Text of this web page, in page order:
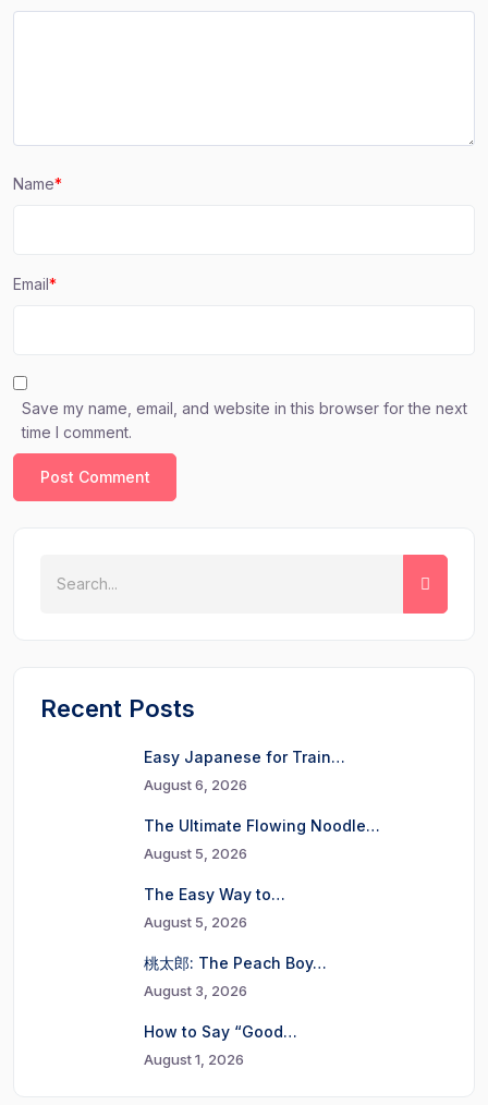
Name*
Email*
Save my name, email, and website in this browser for the next
time I comment.
Recent Posts
Easy Japanese for Train…
August 6, 2026
The Ultimate Flowing Noodle…
August 5, 2026
The Easy Way to…
August 5, 2026
桃太郎: The Peach Boy…
August 3, 2026
How to Say “Good…
August 1, 2026